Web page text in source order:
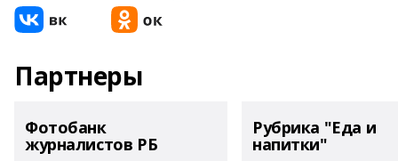
Партнеры
Фотобанк
журналистов РБ
Рубрика "Еда и
напитки"